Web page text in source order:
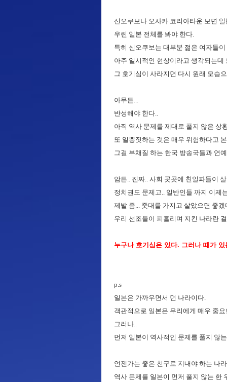
신오쿠보나 오사카 코리아타운 보면
우린 일본 전체를 봐야 한다.
특히 신오쿠보는 대부분 젊은 여자들
아주 일시적인 현상이라고 생각되는
그 호기심이 사라지면 다시 원래 모습
아무튼...
반성해야 한다..
아직 역사 문제를 제대로 풀지 않은
또 일뽕짓하는 것은 매우 위험하다고
그걸 부채질 하는 한국 방송국들과 연
암튼.. 진짜.. 사회 곳곳에 친일파들이
정치권도 문제고.. 일반인들 까지 이제
제발 좀... 줏대를 가지고 살았으면 좋
우리 선조들이 피흘리며 지킨 나라란
누구나 호기심은 있다. 그러나 때가 있
p.s
일본은 가까우면서 먼 나라이다.
객관적으로 일본은 우리에게 매우 중
그러나..
먼저 일본이 역사적인 문제를 풀지 않
언젠가는 좋은 친구로 지내야 하는 나
역사 문제를 일본이 먼저 풀지 않는 한